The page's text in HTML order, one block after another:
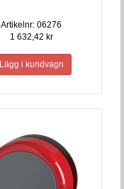
Artikelnr: 06276
1 632,42 kr